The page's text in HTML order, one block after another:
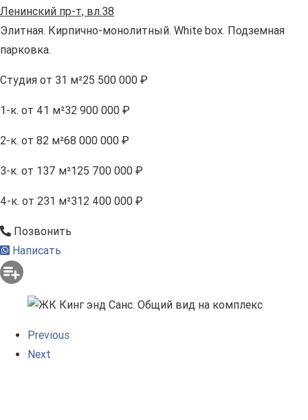
Ленинский пр-т, вл.38
Элитная. Кирпично-монолитный. White box. Подземная
парковка.
Студия от 31 м²25 500 000 ₽
1-к. от 41 м²32 900 000 ₽
2-к. от 82 м²68 000 000 ₽
3-к. от 137 м²125 700 000 ₽
4-к. от 231 м²312 400 000 ₽
Позвонить
Написать
Previous
Next